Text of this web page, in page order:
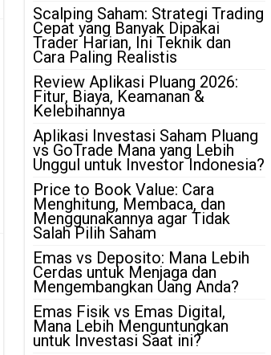
Scalping Saham: Strategi Trading
Cepat yang Banyak Dipakai
Trader Harian, Ini Teknik dan
Cara Paling Realistis
Review Aplikasi Pluang 2026:
Fitur, Biaya, Keamanan &
Kelebihannya
Aplikasi Investasi Saham Pluang
vs GoTrade Mana yang Lebih
Unggul untuk Investor Indonesia?
Price to Book Value: Cara
Menghitung, Membaca, dan
Menggunakannya agar Tidak
Salah Pilih Saham
Emas vs Deposito: Mana Lebih
Cerdas untuk Menjaga dan
Mengembangkan Uang Anda?
Emas Fisik vs Emas Digital,
Mana Lebih Menguntungkan
untuk Investasi Saat ini?